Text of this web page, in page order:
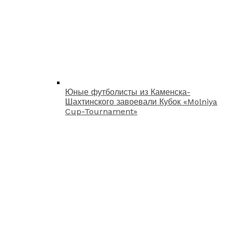
Юные футболисты из Каменска-
Шахтинского завоевали Кубок «Molniya
Cup-Tournament»